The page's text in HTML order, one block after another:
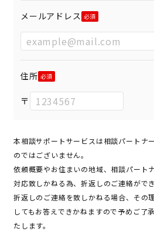
メールアドレス
住所
〒
本相談サポートサービスは相談パートナ
のではございません。
依頼概要やお住まいの地域、相談パート
対応致しかねる為、折返しのご連絡がで
折返しのご連絡を致しかねる場合、その
してもお答えできかねますので予めご了
たします。